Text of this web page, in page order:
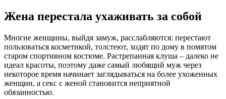
Жена перестала ухаживать за собой
Многие женщины, выйдя замуж, расслабляются: перестают
пользоваться косметикой, толстеют, ходят по дому в помятом
старом спортивном костюме. Растрепанная клуша – далеко не
идеал красоты, поэтому даже самый любящий муж через
некоторое время начинает заглядываться на более ухоженных
женщин, а секс с женой становится неприятной
обязанностью.